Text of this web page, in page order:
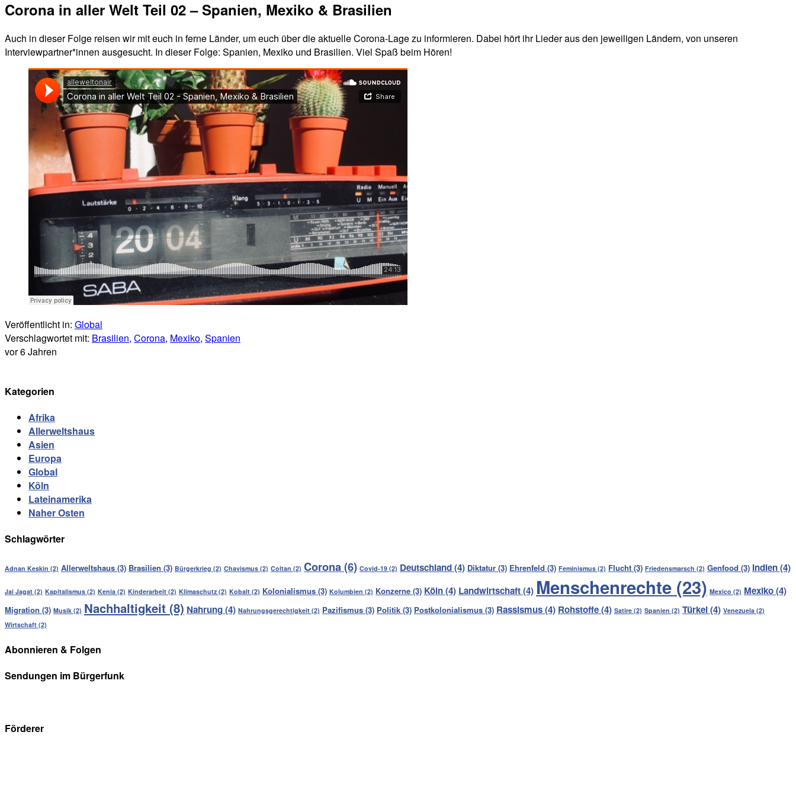
Corona in aller Welt Teil 02 – Spanien, Mexiko & Brasilien
Auch in dieser Folge reisen wir mit euch in ferne Länder, um euch über die aktuelle Corona-Lage zu informieren. Dabei hört ihr Lieder aus den jeweiligen Ländern, von unseren
Interviewpartner*innen ausgesucht. In dieser Folge: Spanien, Mexiko und Brasilien. Viel Spaß beim Hören!
Veröffentlicht in: Global
Verschlagwortet mit: Brasilien, Corona, Mexiko, Spanien
vor 6 Jahren
Kategorien
Afrika
Allerweltshaus
Asien
Europa
Global
Köln
Lateinamerika
Naher Osten
Schlagwörter
Adnan Keskin (2) Allerweltshaus (3) Brasilien (3) Bürgerkrieg (2) Chavismus (2) Coltan (2) Corona(6) Covid-19 (2) Deutschland(4) Diktatur (3) Ehrenfeld (3) Feminismus (2) Flucht (3) Friedensmarsch (2) Genfood (3) Indien(4)
Jai Jagat (2) Kapitalismus (2) Kenia (2) Kinderarbeit (2) Klimaschutz (2) Kobalt (2) Kolonialismus (3) Kolumbien (2) Konzerne (3) Köln(4) Landwirtschaft(4) Menschenrechte (23) Mexico (2) Mexiko(4)
Migration (3) Musik (2) Nachhaltigkeit (8) Nahrung(4) Nahrungsgerechtigkeit (2) Pazifismus (3) Politik (3) Postkolonialismus (3) Rassismus(4) Rohstoffe(4) Satire (2) Spanien (2) Türkei(4) Venezuela (2)
Wirtschaft (2)
Abonnieren & Folgen
Sendungen im Bürgerfunk
Förderer